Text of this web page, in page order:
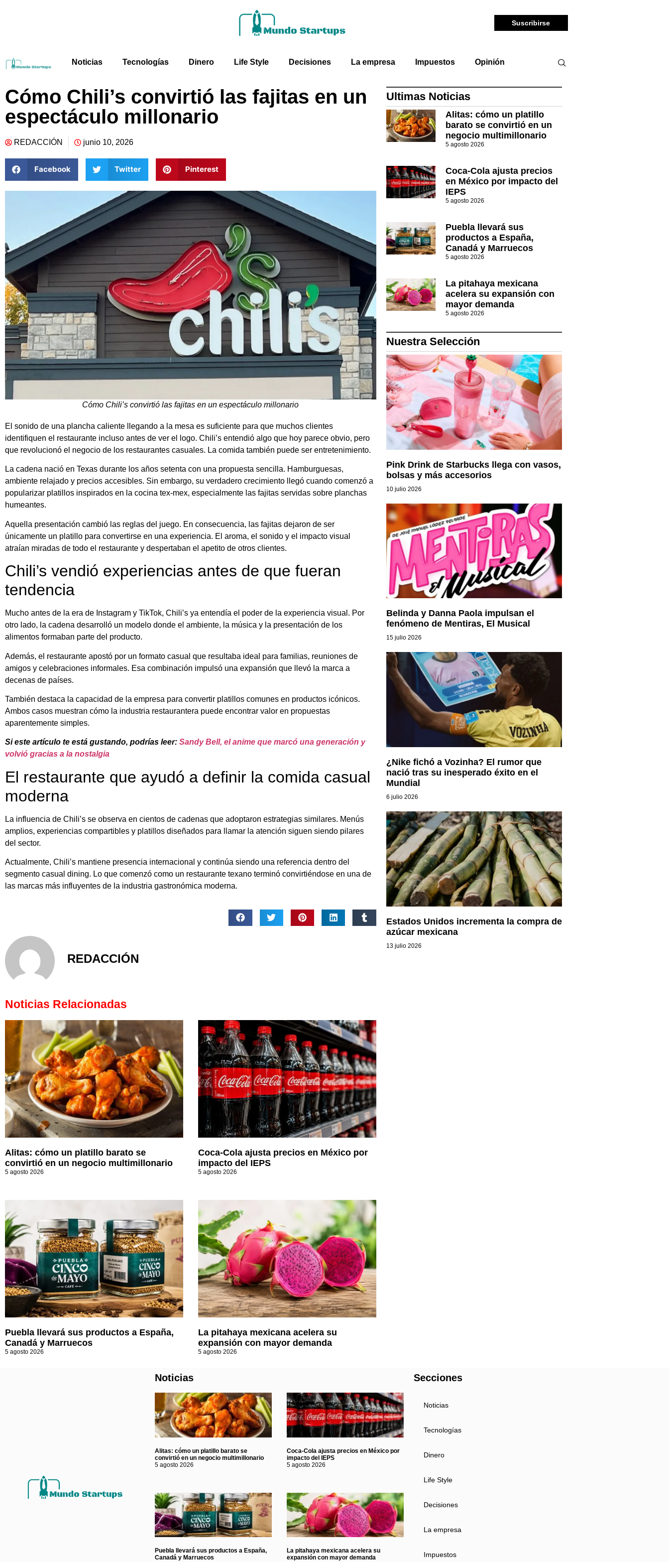
Suscribirse
Noticias Tecnologías Dinero Life Style Decisiones La empresa Impuestos Opinión
Cómo Chili’s convirtió las fajitas en un
espectáculo millonario
REDACCIÓN junio 10, 2026
Facebook Twitter Pinterest
Cómo Chili’s convirtió las fajitas en un espectáculo millonario
El sonido de una plancha caliente llegando a la mesa es suficiente para que muchos clientes
identifiquen el restaurante incluso antes de ver el logo. Chili’s entendió algo que hoy parece obvio, pero
que revolucionó el negocio de los restaurantes casuales. La comida también puede ser entretenimiento.
La cadena nació en Texas durante los años setenta con una propuesta sencilla. Hamburguesas,
ambiente relajado y precios accesibles. Sin embargo, su verdadero crecimiento llegó cuando comenzó a
popularizar platillos inspirados en la cocina tex-mex, especialmente las fajitas servidas sobre planchas
humeantes.
Aquella presentación cambió las reglas del juego. En consecuencia, las fajitas dejaron de ser
únicamente un platillo para convertirse en una experiencia. El aroma, el sonido y el impacto visual
atraían miradas de todo el restaurante y despertaban el apetito de otros clientes.
Chili’s vendió experiencias antes de que fueran
tendencia
Mucho antes de la era de Instagram y TikTok, Chili’s ya entendía el poder de la experiencia visual. Por
otro lado, la cadena desarrolló un modelo donde el ambiente, la música y la presentación de los
alimentos formaban parte del producto.
Además, el restaurante apostó por un formato casual que resultaba ideal para familias, reuniones de
amigos y celebraciones informales. Esa combinación impulsó una expansión que llevó la marca a
decenas de países.
También destaca la capacidad de la empresa para convertir platillos comunes en productos icónicos.
Ambos casos muestran cómo la industria restaurantera puede encontrar valor en propuestas
aparentemente simples.
Si este artículo te está gustando, podrías leer: Sandy Bell, el anime que marcó una generación y
volvió gracias a la nostalgia
El restaurante que ayudó a definir la comida casual
moderna
La influencia de Chili’s se observa en cientos de cadenas que adoptaron estrategias similares. Menús
amplios, experiencias compartibles y platillos diseñados para llamar la atención siguen siendo pilares
del sector.
Actualmente, Chili’s mantiene presencia internacional y continúa siendo una referencia dentro del
segmento casual dining. Lo que comenzó como un restaurante texano terminó convirtiéndose en una de
las marcas más influyentes de la industria gastronómica moderna.
REDACCIÓN
Noticias Relacionadas
Alitas: cómo un platillo barato se
convirtió en un negocio multimillonario
5 agosto 2026
Coca-Cola ajusta precios en México por
impacto del IEPS
5 agosto 2026
Puebla llevará sus productos a España,
Canadá y Marruecos
5 agosto 2026
La pitahaya mexicana acelera su
expansión con mayor demanda
5 agosto 2026
Ultimas Noticias
Alitas: cómo un platillo
barato se convirtió en un
negocio multimillonario
5 agosto 2026
Coca-Cola ajusta precios
en México por impacto del
IEPS
5 agosto 2026
Puebla llevará sus
productos a España,
Canadá y Marruecos
5 agosto 2026
La pitahaya mexicana
acelera su expansión con
mayor demanda
5 agosto 2026
Nuestra Selección
Pink Drink de Starbucks llega con vasos,
bolsas y más accesorios
10 julio 2026
Belinda y Danna Paola impulsan el
fenómeno de Mentiras, El Musical
15 julio 2026
¿Nike fichó a Vozinha? El rumor que
nació tras su inesperado éxito en el
Mundial
6 julio 2026
Estados Unidos incrementa la compra de
azúcar mexicana
13 julio 2026
Noticias
Alitas: cómo un platillo barato se
convirtió en un negocio multimillonario
5 agosto 2026
Coca-Cola ajusta precios en México por
impacto del IEPS
5 agosto 2026
Puebla llevará sus productos a España,
Canadá y Marruecos
La pitahaya mexicana acelera su
expansión con mayor demanda
Secciones
Noticias
Tecnologías
Dinero
Life Style
Decisiones
La empresa
Impuestos